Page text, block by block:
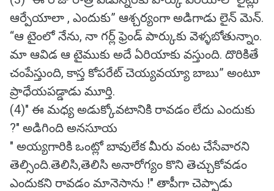
ఆర్పేయాలా , ఎందుకు” ఆశ్చర్యంగా అడిగాడు లైన్ మెన్.
“ఆ టైంలో నేను, నా గర్ల్ ఫ్రెండ్ పార్కుకు వెళ్ళబోతున్నాం.
మా ఆవిడ ఆ టైముకు అదే ఏరియాకు వస్తుంది. దొరికితే
చంపేస్తుంది, కాస్త కోపరేట్ చెయ్యవయ్యా బాబు” అంటూ
ప్రాధేయపడ్డాడు మూర్తి.
(4)" ఈ మధ్య అడుక్కోవటానికి రావడం లేదు ఎందుకు
?" అడిగింది అనసూయ
" అయ్యగారికి ఒంట్లో బావులేక మీరు వంట చేసేవారని
తెల్సింది.తెలిసి,తెలిసి అనారోగ్యం కొని తెచ్చుకోవడం
ఎందుకని రావడం మానెసాను !" తాపీగా చెప్పాడు